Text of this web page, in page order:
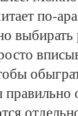
по-